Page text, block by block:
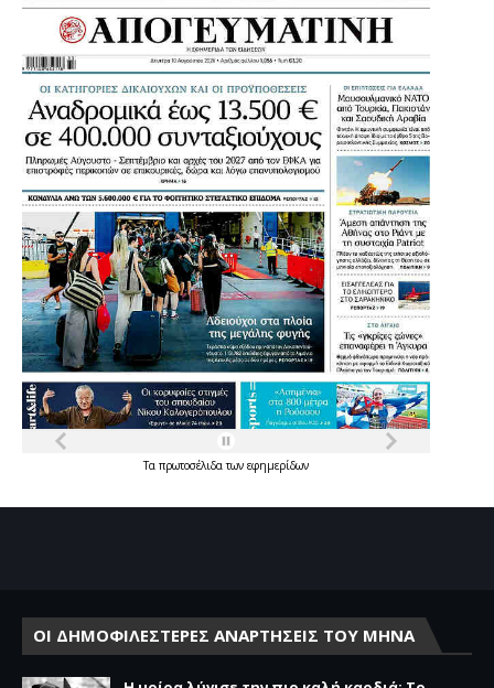
Τα πρωτοσέλιδατων εφημερίδων
ΟΙ ΔΗΜΟΦΙΛΕΣΤΕΡΕΣ ΑΝΑΡΤΗΣΕΙΣ ΤΟΥ ΜΗΝΑ